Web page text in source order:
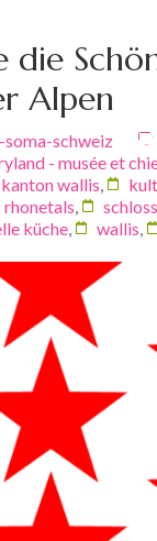
die
Alpen
soma-schweiz
- musée et
kanton wallis
rhonetals
küche wallis